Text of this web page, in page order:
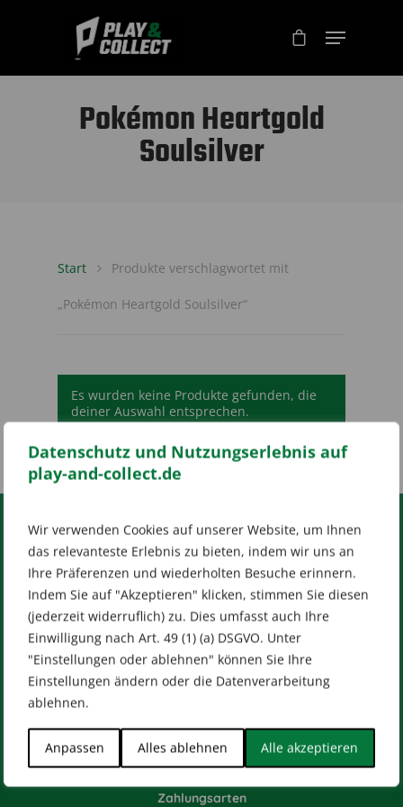
Datenschutz und Nutzungserlebnis auf
play-and-collect.de
Wir verwenden Cookies auf unserer Website, um Ihnen
das relevanteste Erlebnis zu bieten, indem wir uns an
Ihre Präferenzen und wiederholten Besuche erinnern.
Indem Sie auf "Akzeptieren" klicken, stimmen Sie diesen
(jederzeit widerruflich) zu. Dies umfasst auch Ihre
Einwilligung nach Art. 49 (1) (a) DSGVO. Unter
"Einstellungen oder ablehnen" können Sie Ihre
Einstellungen ändern oder die Datenverarbeitung
ablehnen.
Anpassen Alles ablehnen Alle akzeptieren
Pokémon Heartgold
Soulsilver
Start Produkte verschlagwortet mit
„Pokémon Heartgold Soulsilver“
Es wurden keine Produkte gefunden, die
deiner Auswahl entsprechen.
RECHTLICHES
Impressum AGB
Datenschutz
[wt_cli_manage_consent]
Designed byDilly
HILFE & KONTAKT
Zahlungsarten